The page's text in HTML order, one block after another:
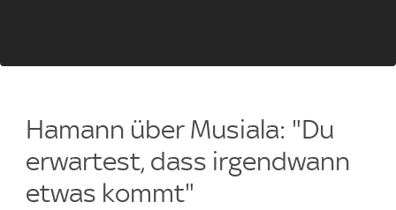
Hamann über Musiala: "Du
erwartest, dass irgendwann
etwas kommt"